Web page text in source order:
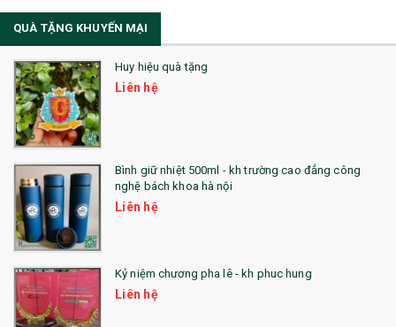
QUÀ TẶNG KHUYẾN MẠI
Huy hiệu quà tặng
Liên hệ
Bình giữ nhiệt 500ml - kh trường cao đẳng công
nghệ bách khoa hà nội
Liên hệ
Kỷ niệm chương pha lê - kh phuc hung
Liên hệ